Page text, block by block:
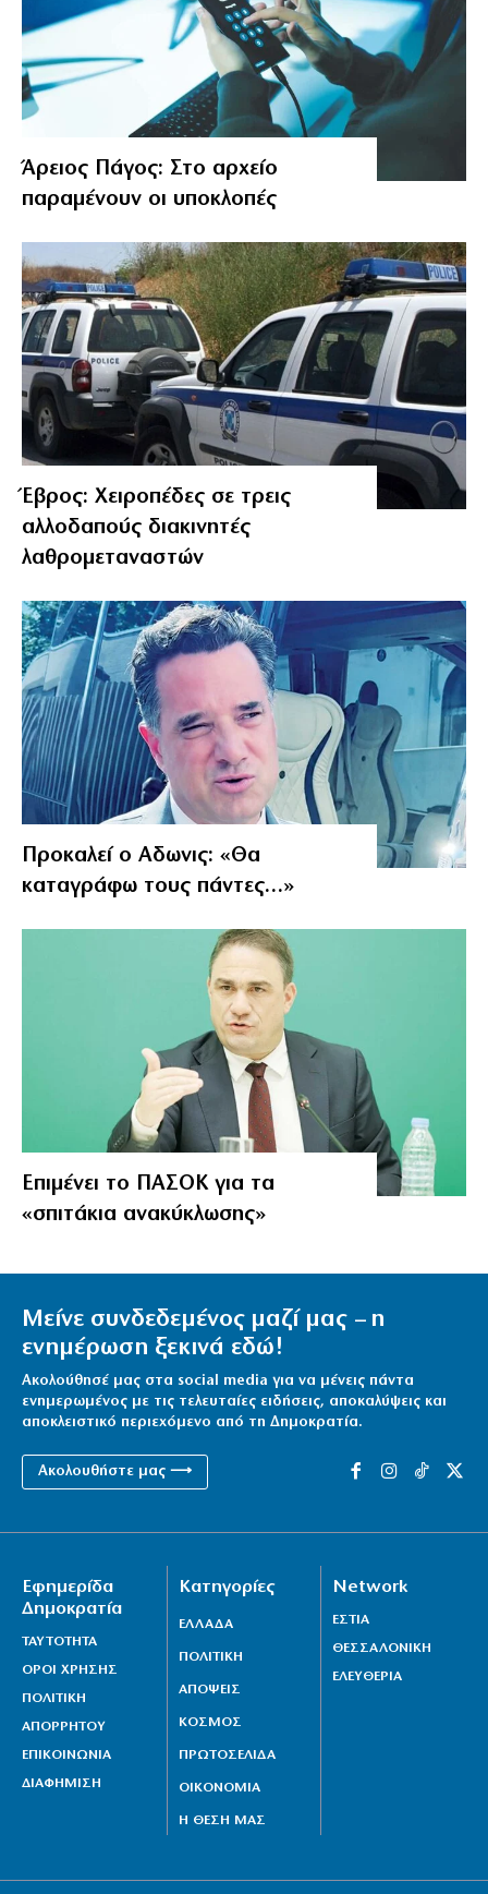
Άρειος Πάγος: Στο αρχείο
παραμένουν οι υποκλοπές
Έβρος: Χειροπέδες σε τρεις
αλλοδαπούς διακινητές
λαθρομεταναστών
Προκαλεί ο Αδωνις: «Θα
καταγράφω τους πάντες…»
Επιμένει το ΠΑΣΟΚ για τα
«σπιτάκια ανακύκλωσης»
Μείνε συνδεδεμένος μαζί μας – η
ενημέρωση ξεκινά εδώ!
Ακολούθησέ μας στα social media για να μένεις πάντα
ενημερωμένος με τις τελευταίες ειδήσεις, αποκαλύψεις και
αποκλειστικό περιεχόμενο από τη Δημοκρατία.
Ακολουθήστε μας ⟶
Εφημερίδα
Δημοκρατία
ΤΑΥΤΟΤΗΤΑ
ΟΡΟΙ ΧΡΗΣΗΣ
ΠΟΛΙΤΙΚΗ
ΑΠΟΡΡΗΤΟΥ
ΕΠΙΚΟΙΝΩΝΙΑ
ΔΙΑΦΗΜΙΣΗ
Κατηγορίες
ΕΛΛΑΔΑ
ΠΟΛΙΤΙΚΗ
ΑΠΟΨΕΙΣ
ΚΟΣΜΟΣ
ΠΡΩΤΟΣΕΛΙΔΑ
ΟΙΚΟΝΟΜΙΑ
Η ΘΕΣΗ ΜΑΣ
Network
ΕΣΤΙΑ
ΘΕΣΣΑΛΟΝΙΚΗ
ΕΛΕΥΘΕΡΙΑ